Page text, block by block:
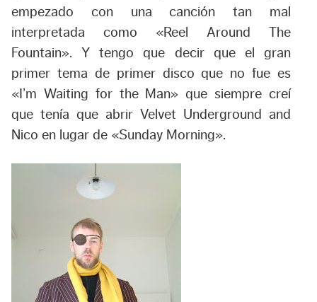
empezado con una canción tan mal
interpretada como «Reel Around The
Fountain». Y tengo que decir que el gran
primer tema de primer disco que no fue es
«I’m Waiting for the Man» que siempre creí
que tenía que abrir Velvet Underground and
Nico en lugar de «Sunday Morning».